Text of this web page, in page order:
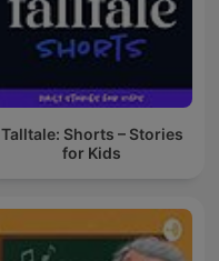
Talltale: Shorts – Stories
for Kids